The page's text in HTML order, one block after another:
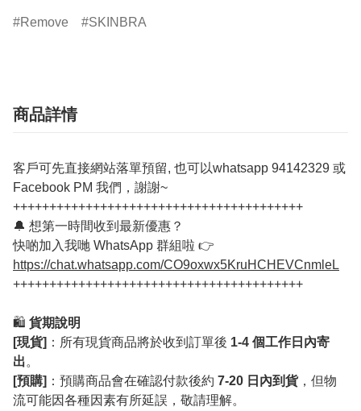
Remove SKINBRA
商品詳情
客戶可先直接網站落單預留, 也可以whatsapp 94142329 或
Facebook PM 我們，謝謝~
++++++++++++++++++++++++++++++++++++++++
🔔 想第一時間收到最新優惠？
快啲加入我哋 WhatsApp 群組啦 👉
https://chat.whatsapp.com/CO9oxwx5KruHCHEVCnmleL
++++++++++++++++++++++++++++++++++++++++
🛍️ 貨期說明
[現貨] ：所有現貨商品將於收到訂單後 1-4 個工作日內寄
出。
[預購] ：預購商品會在確認付款後約 7-20 日內到貨，但物
流可能因各種因素有所延誤，敬請理解。